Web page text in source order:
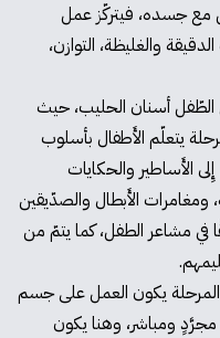
مع جسده، فيتركّز عمل
والغليظة، التوازن،
تبدأ مع تبديل الطّفل أسنان الحليب، حيث
يتعلّم الأَطفال بأسلوب
الأَساطير والحكايات
ومغامرات الأَبطال والصدّيقين
في مشاعر الطفل، كما يتمّ من
(جيل 14-18): في هذه المرحلة يكون العمل على جسم
ومباشر، وهنا يكون